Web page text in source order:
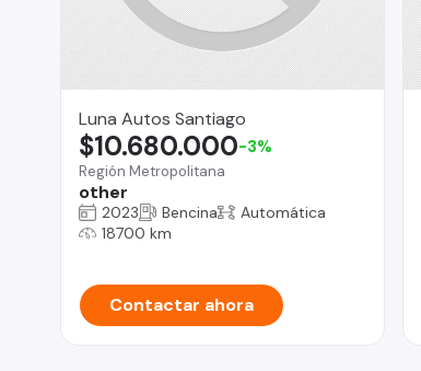
Luna Autos Santiago
Región Metropolitana
other
$10.680.000-3%
2023 Bencina
Automática
18700 km
Contactar ahora